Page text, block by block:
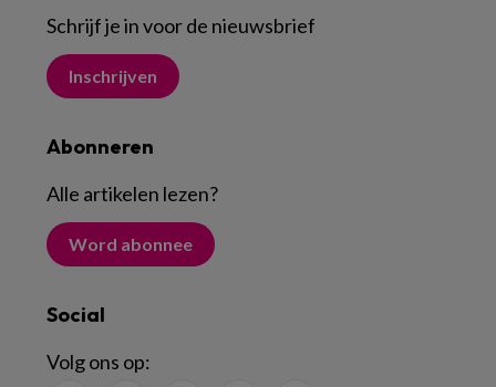
Schrijf je in voor de nieuwsbrief
Inschrijven
Abonneren
Alle artikelen lezen?
Word abonnee
Social
Volg ons op: